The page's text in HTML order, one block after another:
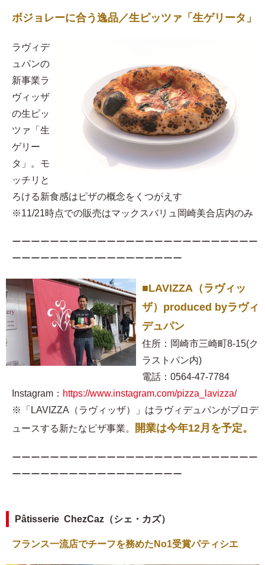
ボジョレーに合う逸品／生ピッツァ「生ゲリータ」
ラヴィデ
ュパンの
新事業ラ
ヴィッザ
の生ピッ
ツァ「生
ゲリー
タ」。モ
ッチリと
ろける新食感はピザの概念をくつがえす
※11/21時点での販売はマックスバリュ岡崎美合店内のみ
ーーーーーーーーーーーーーーーーーーーーーーーーーー
ーーーーーーーーーーーーーーーーーー
■LAVIZZA（ラヴィッ
ザ）produced byラヴィ
デュパン
住所：岡崎市三崎町8-15(ク
ラストパン内)
電話：0564-47-7784
Instagram： https://www.instagram.com/pizza_lavizza/
※「LAVIZZA（ラヴィッザ）」はラヴィデュパンがプロデ
ュースする新たなピザ事業。
開業は今年12月を予定。
ーーーーーーーーーーーーーーーーーーーーーーーーーー
ーーーーーーーーーーーーーーーーーー
Pâtisserie ChezCaz（シェ・カズ）
フランス一流店でチーフを務めたNo1受賞パティシエ